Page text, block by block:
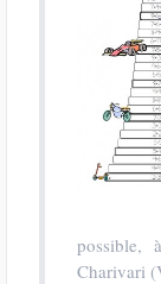
possible,
Charivari